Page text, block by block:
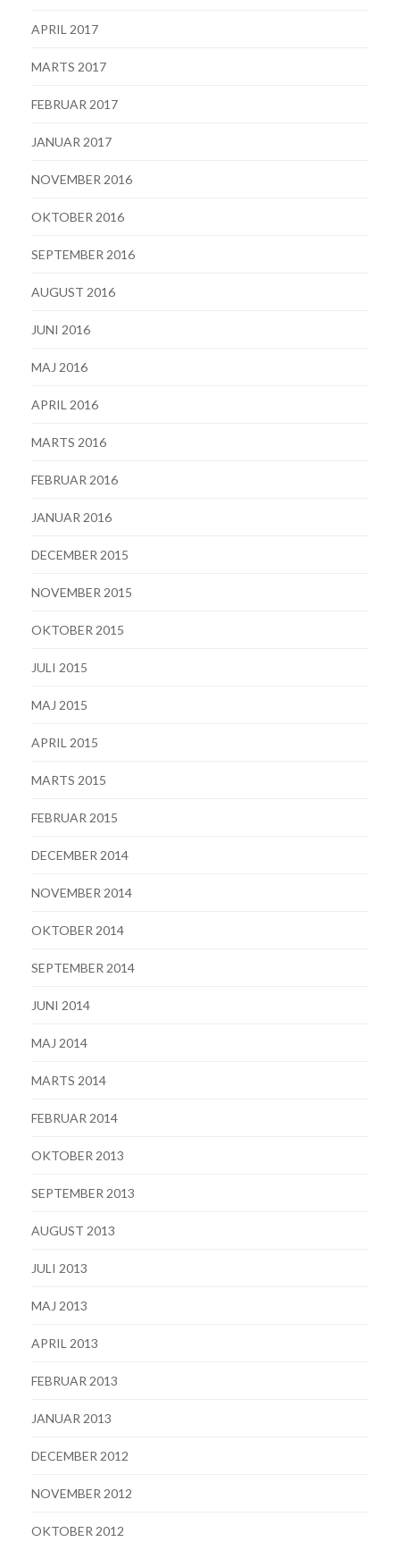
APRIL 2017
MARTS 2017
FEBRUAR 2017
JANUAR 2017
NOVEMBER 2016
OKTOBER 2016
SEPTEMBER 2016
AUGUST 2016
JUNI 2016
MAJ 2016
APRIL 2016
MARTS 2016
FEBRUAR 2016
JANUAR 2016
DECEMBER 2015
NOVEMBER 2015
OKTOBER 2015
JULI 2015
MAJ 2015
APRIL 2015
MARTS 2015
FEBRUAR 2015
DECEMBER 2014
NOVEMBER 2014
OKTOBER 2014
SEPTEMBER 2014
JUNI 2014
MAJ 2014
MARTS 2014
FEBRUAR 2014
OKTOBER 2013
SEPTEMBER 2013
AUGUST 2013
JULI 2013
MAJ 2013
APRIL 2013
FEBRUAR 2013
JANUAR 2013
DECEMBER 2012
NOVEMBER 2012
OKTOBER 2012